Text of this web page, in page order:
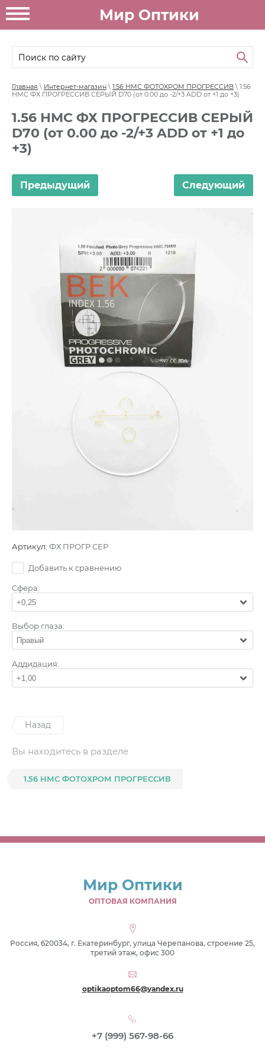
Мир Оптики
Главная \ Интернет-магазин \ 1.56 НМС ФОТОХРОМ ПРОГРЕССИВ \ 1.56
НМС ФХ ПРОГРЕССИВ СЕРЫЙ D70 (от 0.00 до -2/+3 ADD от +1 до +3)
1.56 НМС ФХ ПРОГРЕССИВ СЕРЫЙ
D70 (от 0.00 до -2/+3 ADD от +1 до
+3)
Предыдущий Следующий
Артикул: ФХ ПРОГР СЕР
Добавить к сравнению
Сфера:
+0,25
Выбор глаза:
Правый
Аддидация:
+1,00
Назад
Вы находитесь в разделе
1.56 НМС ФОТОХРОМ ПРОГРЕССИВ
Мир Оптики
ОПТОВАЯ КОМПАНИЯ
Россия, 620034, г. Екатеринбург, улица Черепанова, строение 25,
третий этаж, офис 300
optikaoptom66@yandex.ru
+7 (999) 567-98-66